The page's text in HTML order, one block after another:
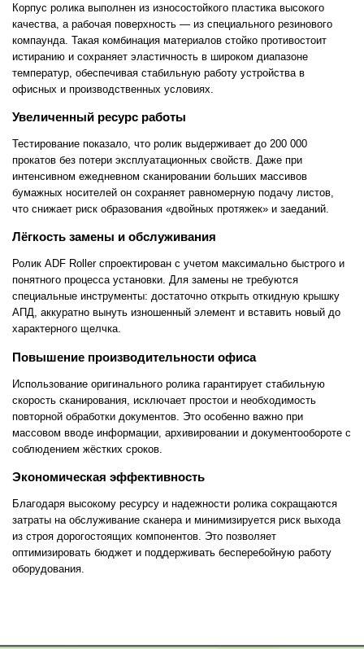
Корпус ролика выполнен из износостойкого пластика высокого
качества, а рабочая поверхность — из специального резинового
компаунда. Такая комбинация материалов стойко противостоит
истиранию и сохраняет эластичность в широком диапазоне
температур, обеспечивая стабильную работу устройства в
офисных и производственных условиях.
Увеличенный ресурс работы
Тестирование показало, что ролик выдерживает до 200 000
прокатов без потери эксплуатационных свойств. Даже при
интенсивном ежедневном сканировании больших массивов
бумажных носителей он сохраняет равномерную подачу листов,
что снижает риск образования «двойных протяжек» и заеданий.
Лёгкость замены и обслуживания
Ролик ADF Roller спроектирован с учетом максимально быстрого и
понятного процесса установки. Для замены не требуются
специальные инструменты: достаточно открыть откидную крышку
АПД, аккуратно вынуть изношенный элемент и вставить новый до
характерного щелчка.
Повышение производительности офиса
Использование оригинального ролика гарантирует стабильную
скорость сканирования, исключает простои и необходимость
повторной обработки документов. Это особенно важно при
массовом вводе информации, архивировании и документообороте с
соблюдением жёстких сроков.
Экономическая эффективность
Благодаря высокому ресурсу и надежности ролика сокращаются
затраты на обслуживание сканера и минимизируется риск выхода
из строя дорогостоящих компонентов. Это позволяет
оптимизировать бюджет и поддерживать бесперебойную работу
оборудования.